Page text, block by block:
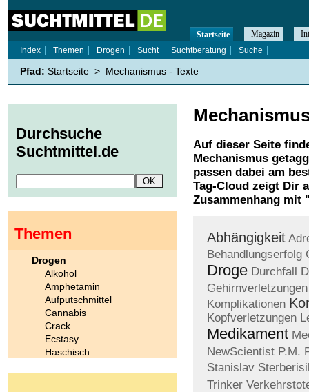
Auf dieser Seite
Mechanismus
passen dabei am
Tag-Cloud zeigt Dir
Zusammenhang mit
Abhängigkeit
Behandlungserfolg
Droge Durchfall
Gehirnverletzungen
Komplikationen
Kopfverletzungen
Medikament
NewScientist P.M.
Stanislav
Trinker
Startseite Magazin
Index
Themen Drogen Sucht Suchtberatung Suche
Pfad: Startseite > Mechanismus - Texte
Durchsuche
Suchtmittel.de
Themen
Drogen
Alkohol
Amphetamin
Aufputschmittel
Cannabis
Crack
Ecstasy
Haschisch